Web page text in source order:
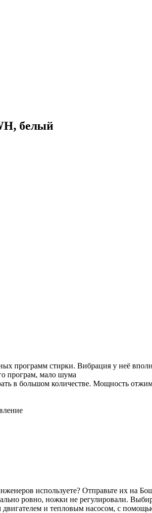
белый
программ стирки. Вибрация у неё
програм, мало шума
в большом количестве. Мощность
используете? Отправьте их на
ровно, ножки не регулировали.
и тепловым насосом, с